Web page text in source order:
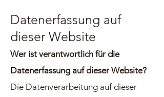
Datenerfassung auf
dieser Website
Wer ist verantwortlich für die
Datenerfassung auf dieser Website?
Die Datenverarbeitung auf dieser